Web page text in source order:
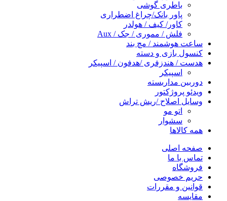
باطری گوشی
پاور بانک/چراغ اضطراری
کاور/ کیف / هولدر
فلش / مموری / جک / Aux
ساعت هوشمند / مچ بند
کنسول بازی و دسته
هدست / هندزفری /هدفون / اسپیکر
اسپیکر
دوربین مداربسته
ویدئو پروژکتور
وسایل اصلاح /ریش تراش
اتو مو
سشوار
همه کالاها
صفحه اصلی
تماس با ما
فروشگاه
حریم خصوصی
قوانین و مقررات
مقایسه